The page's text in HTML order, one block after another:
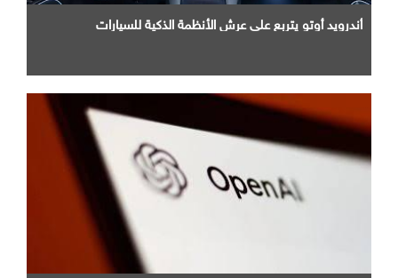
أندرويد أوتو يتربع علي عرش الأنظمة الذكية للسيارات